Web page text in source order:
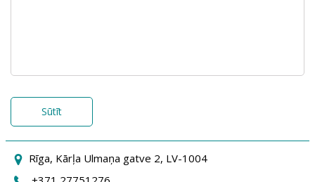
Sūtīt
Rīga, Kārļa Ulmaņa gatve 2, LV-1004